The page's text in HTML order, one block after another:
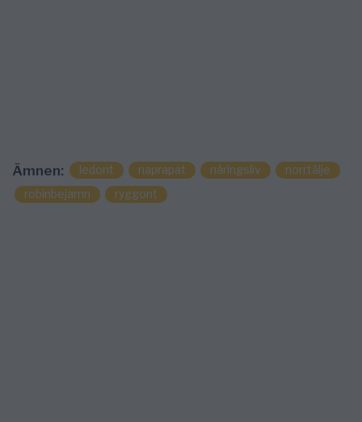
Ämnen: ledont naprapat näringsliv
norrtälje
robinbejamn
ryggont